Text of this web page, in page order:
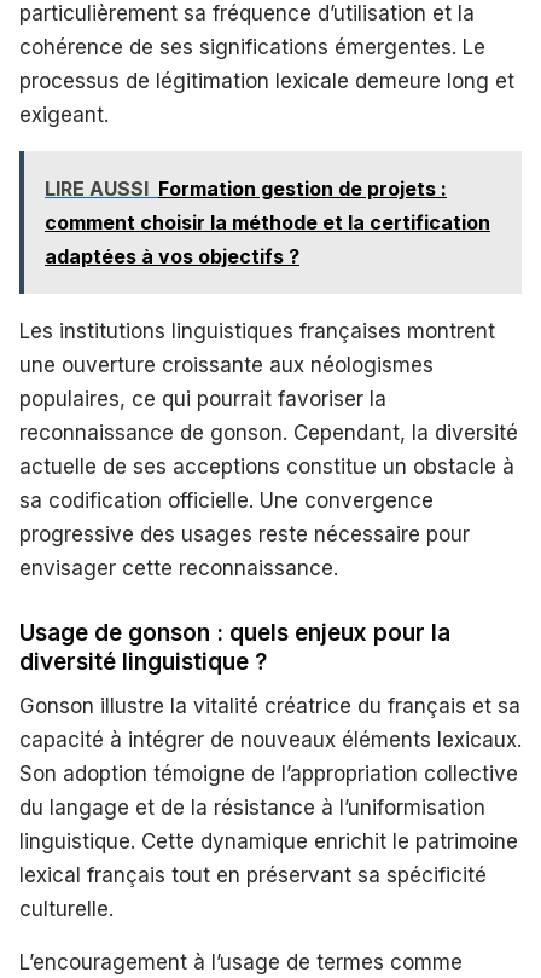
particulièrement sa fréquence d’utilisation et la
cohérence de ses significations émergentes. Le
processus de légitimation lexicale demeure long et
exigeant.
LIRE AUSSI Formation gestion de projets :
comment choisir la méthode et la certification
adaptées à vos objectifs ?
Les institutions linguistiques françaises montrent
une ouverture croissante aux néologismes
populaires, ce qui pourrait favoriser la
reconnaissance de gonson. Cependant, la diversité
actuelle de ses acceptions constitue un obstacle à
sa codification officielle. Une convergence
progressive des usages reste nécessaire pour
envisager cette reconnaissance.
Usage de gonson : quels enjeux pour la
diversité linguistique ?
Gonson illustre la vitalité créatrice du français et sa
capacité à intégrer de nouveaux éléments lexicaux.
Son adoption témoigne de l’appropriation collective
du langage et de la résistance à l’uniformisation
linguistique. Cette dynamique enrichit le patrimoine
lexical français tout en préservant sa spécificité
culturelle.
L’encouragement à l’usage de termes comme